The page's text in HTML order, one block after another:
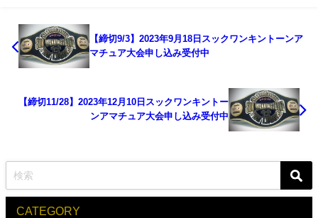
【締切9/3】2023年9月18日スックワンキントーンア
マチュア大会申し込み受付中
【締切11/28】2023年12月10日スックワンキントー
ンアマチュア大会申し込み受付中
CATEGORY